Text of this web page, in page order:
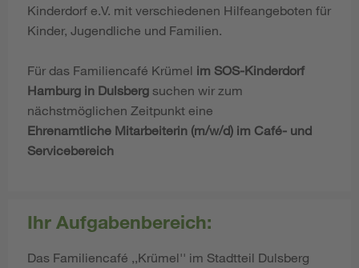
Kinderdorf e.V. mit verschiedenen Hilfeangeboten für
Kinder, Jugendliche und Familien.
Für das Familiencafé Krümel im SOS-Kinderdorf
Hamburg in Dulsberg suchen wir zum
nächstmöglichen Zeitpunkt eine
Ehrenamtliche Mitarbeiterin (m/w/d) im Café- und
Servicebereich
Ihr Aufgabenbereich:
Das Familiencafé ,,Krümel'' im Stadtteil Dulsberg